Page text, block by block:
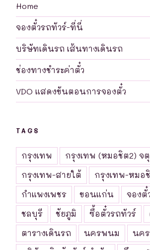
Home
จองตั๋วรถทัวร์-ที่นี่
บริษัทเดินรถ เส้นทางเดินรถ
ช่องทางชำระค่าตั๋ว
VDO แสดงขันตอนการจองตั๋ว
TAGS
กรุงเทพ
กรุงเทพ (หมอชิต2) จ
กรุงเทพ-สายใต้
กรุงเทพ-หมอ
กำแพงเพชร
ขอนแก่น
จองตั๋
ชลบุรี
ชัยภูมิ ซื้อตั๋วรถทัวร์
ตารางเดินรถ
นครพนม
นค